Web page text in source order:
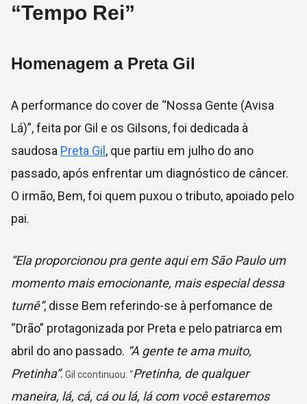
“Tempo Rei”
Homenagem a Preta Gil
A performance do cover de “Nossa Gente (Avisa
Lá)”, feita por Gil e os Gilsons, foi dedicada à
saudosa Preta Gil , que partiu em julho do ano
passado, após enfrentar um diagnóstico de câncer.
O irmão, Bem, foi quem puxou o tributo, apoiado pelo
pai.
“Ela proporcionou pra gente aqui em São Paulo um
momento mais emocionante, mais especial dessa
turnê”, disse Bem referindo-se à perfomance de
“Drão” protagonizada por Preta e pelo patriarca em
abril do ano passado. “A gente te ama muito,
Pretinha”. Gil ccontinuou: “Pretinha, de qualquer
maneira, lá, cá, cá ou lá, lá com você estaremos